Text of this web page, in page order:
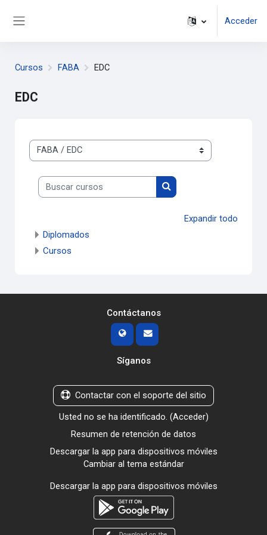
Acceder
Cursos FABA EDC
EDC
Categorías de curso
Buscar cursos
Buscar cursos
Expandir todo
Diplomados
Cursos
Contáctanos
Síganos
Contactar con el soporte del sitio
Usted no se ha identificado. (Acceder)
Resumen de retención de datos
Descargar la app para dispositivos móviles
Cambiar al tema estándar
Descargar la app para dispositivos móviles